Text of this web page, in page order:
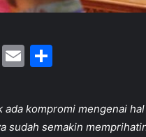
X
E
ai
l
ar
e
ada kompromi mengenai
sudah semakin